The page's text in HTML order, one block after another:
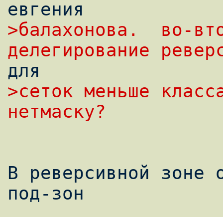
>балахонова.  во-
делегиpование
>сеток меньше
нетмаскy?
В реверсивной зоне
под-зон